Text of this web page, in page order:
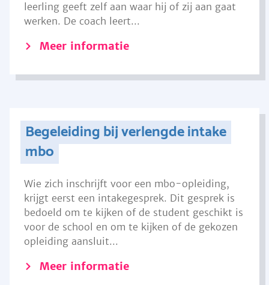
leerling geeft zelf aan waar hij of zij aan gaat
werken. De coach leert...
Meer informatie
Begeleiding bij verlengde intake
mbo
Wie zich inschrijft voor een mbo-opleiding,
krijgt eerst een intakegesprek. Dit gesprek is
bedoeld om te kijken of de student geschikt is
voor de school en om te kijken of de gekozen
opleiding aansluit...
Meer informatie